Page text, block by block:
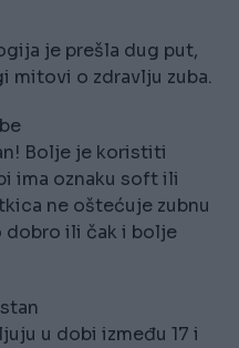
je prešla dug put,
mitovi o zdravlju zuba.
Bolje je koristiti
ima oznaku soft ili
ne oštećuje zubnu
dobro ili čak i bolje
u dobi između 17 i